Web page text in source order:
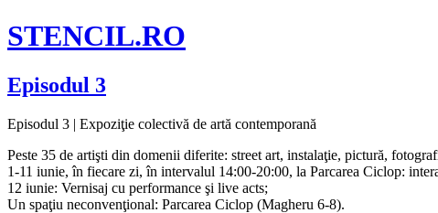
STENCIL.RO
Episodul 3
Episodul 3 | Expoziţie colectivă de artă contemporană
Peste 35 de artişti din domenii diferite: street art, instalaţie, pictură,
1-11 iunie, în fiecare zi, în intervalul 14:00-20:00, la Parcarea Ciclop:
12 iunie: Vernisaj cu performance şi live acts;
Un spaţiu neconvenţional: Parcarea Ciclop (Magheru 6-8).